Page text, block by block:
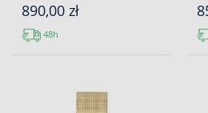
890,00 zł
48h